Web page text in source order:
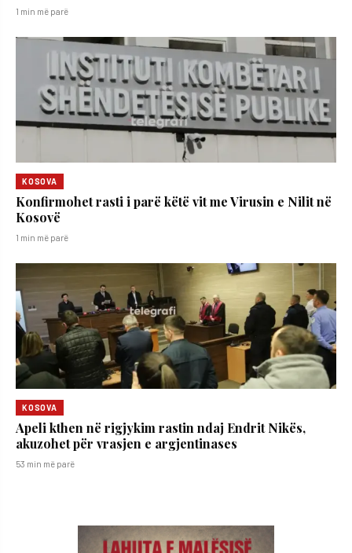
1 min më parë
KOSOVA
Konfirmohet rasti i parë këtë vit me Virusin e Nilit në
Kosovë
1 min më parë
KOSOVA
Apeli kthen në rigjykim rastin ndaj Endrit Nikës,
akuzohet për vrasjen e argjentinases
53 min më parë